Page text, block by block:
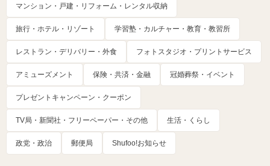
マンション・戸建・リフォーム・レンタル収納
旅行・ホテル・リゾート 学習塾・カルチャー・教育・教習所
レストラン・デリバリー・外食 フォトスタジオ・プリントサービス
アミューズメント 保険・共済・金融 冠婚葬祭・イベント
プレゼントキャンペーン・クーポン
TV局・新聞社・フリーペーパー・その他 生活・くらし
政党・政治 郵便局 Shufoo!お知らせ